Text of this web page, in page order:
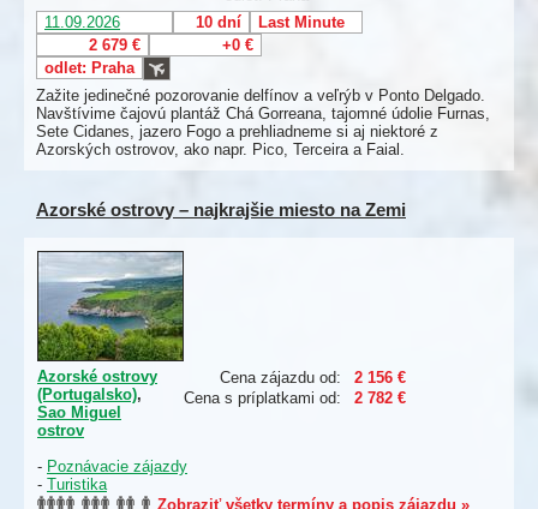
11.09.2026
10 dní
Last Minute
2 679 €
+0 €
odlet: Praha
Zažite jedinečné pozorovanie delfínov a veľrýb v Ponto Delgado.
Navštívime čajovú plantáž Chá Gorreana, tajomné údolie Furnas,
Sete Cidanes, jazero Fogo a prehliadneme si aj niektoré z
Azorských ostrovov, ako napr. Pico, Terceira a Faial.
Azorské ostrovy – najkrajšie miesto na Zemi
Cena zájazdu od:
2 156 €
Cena s príplatkami od:
2 782 €
Azorské ostrovy
(Portugalsko),
Sao Miguel
ostrov
- Poznávacie zájazdy
- Turistika
Zobraziť všetky termíny a popis zájazdu »